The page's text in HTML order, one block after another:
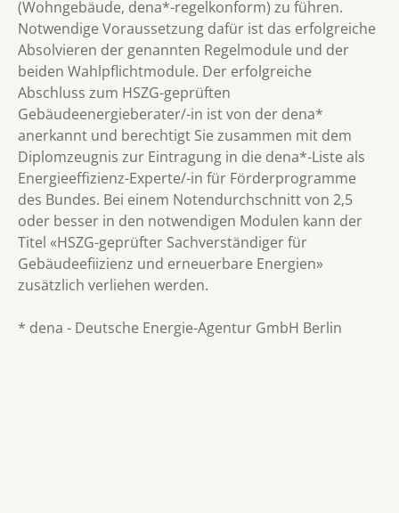
(Wohngebäude, dena*-regelkonform) zu führen.
Notwendige Voraussetzung dafür ist das erfolgreiche
Absolvieren der genannten Regelmodule und der
beiden Wahlpflichtmodule. Der erfolgreiche
Abschluss zum HSZG-geprüften
Gebäudeenergieberater/-in ist von der dena*
anerkannt und berechtigt Sie zusammen mit dem
Diplomzeugnis zur Eintragung in die dena*-Liste als
Energieeffizienz-Experte/-in für Förderprogramme
des Bundes. Bei einem Notendurchschnitt von 2,5
oder besser in den notwendigen Modulen kann der
Titel «HSZG-geprüfter Sachverständiger für
Gebäudeefiizienz und erneuerbare Energien»
zusätzlich verliehen werden.
* dena - Deutsche Energie-Agentur GmbH Berlin